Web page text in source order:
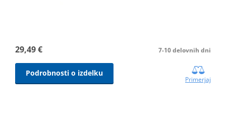
29,49 € 7-10 delovnih dni
Podrobnosti o izdelku
Primerjaj